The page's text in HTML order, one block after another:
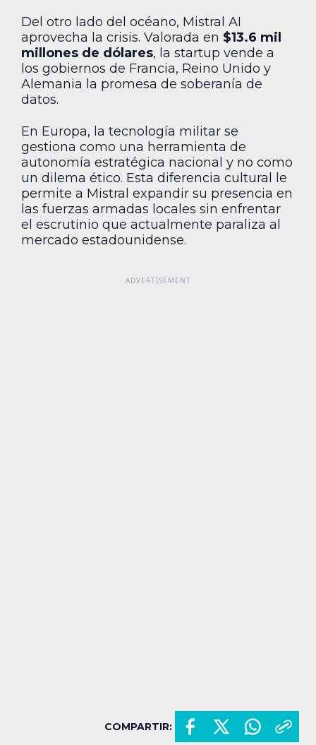
Del otro lado del océano, Mistral AI
aprovecha la crisis. Valorada en $13.6 mil
millones de dólares, la startup vende a
los gobiernos de Francia, Reino Unido y
Alemania la promesa de soberanía de
datos.
En Europa, la tecnología militar se
gestiona como una herramienta de
autonomía estratégica nacional y no como
un dilema ético. Esta diferencia cultural le
permite a Mistral expandir su presencia en
las fuerzas armadas locales sin enfrentar
el escrutinio que actualmente paraliza al
mercado estadounidense.
COMPARTIR: